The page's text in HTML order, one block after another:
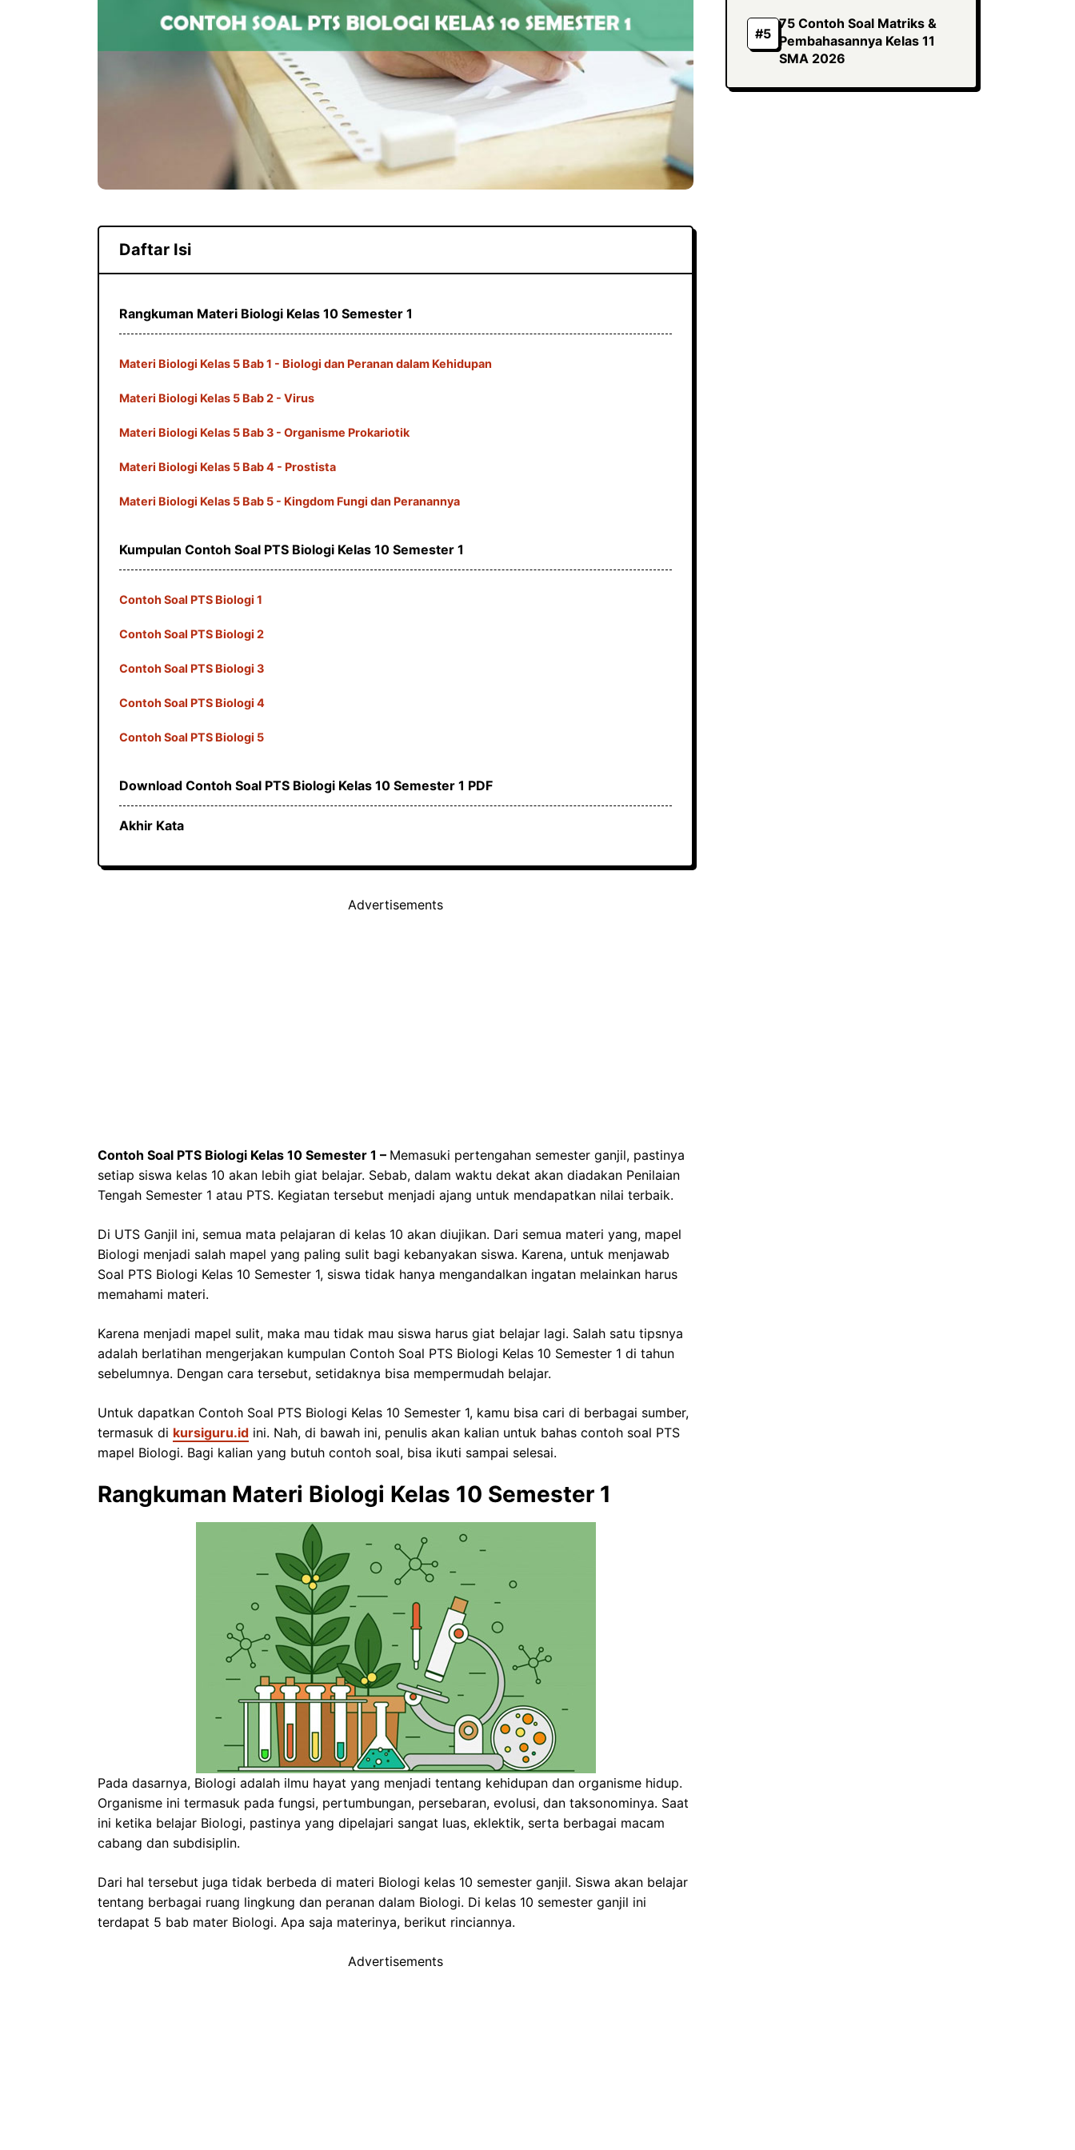
Daftar Isi
Rangkuman Materi Biologi Kelas 10 Semester 1
Materi Biologi Kelas 5 Bab 1 - Biologi dan Peranan dalam Kehidupan
Materi Biologi Kelas 5 Bab 2 - Virus
Materi Biologi Kelas 5 Bab 3 - Organisme Prokariotik
Materi Biologi Kelas 5 Bab 4 - Prostista
Materi Biologi Kelas 5 Bab 5 - Kingdom Fungi dan Peranannya
Kumpulan Contoh Soal PTS Biologi Kelas 10 Semester 1
Contoh Soal PTS Biologi 1
Contoh Soal PTS Biologi 2
Contoh Soal PTS Biologi 3
Contoh Soal PTS Biologi 4
Contoh Soal PTS Biologi 5
Download Contoh Soal PTS Biologi Kelas 10 Semester 1 PDF
Akhir Kata
Advertisements
Contoh Soal PTS Biologi Kelas 10 Semester 1 – Memasuki pertengahan semester ganjil, pastinya
setiap siswa kelas 10 akan lebih giat belajar. Sebab, dalam waktu dekat akan diadakan Penilaian
Tengah Semester 1 atau PTS. Kegiatan tersebut menjadi ajang untuk mendapatkan nilai terbaik.
Di UTS Ganjil ini, semua mata pelajaran di kelas 10 akan diujikan. Dari semua materi yang, mapel
Biologi menjadi salah mapel yang paling sulit bagi kebanyakan siswa. Karena, untuk menjawab
Soal PTS Biologi Kelas 10 Semester 1, siswa tidak hanya mengandalkan ingatan melainkan harus
memahami materi.
Karena menjadi mapel sulit, maka mau tidak mau siswa harus giat belajar lagi. Salah satu tipsnya
adalah berlatihan mengerjakan kumpulan Contoh Soal PTS Biologi Kelas 10 Semester 1 di tahun
sebelumnya. Dengan cara tersebut, setidaknya bisa mempermudah belajar.
Untuk dapatkan Contoh Soal PTS Biologi Kelas 10 Semester 1, kamu bisa cari di berbagai sumber,
termasuk di kursiguru.id ini. Nah, di bawah ini, penulis akan kalian untuk bahas contoh soal PTS
mapel Biologi. Bagi kalian yang butuh contoh soal, bisa ikuti sampai selesai.
Rangkuman Materi Biologi Kelas 10 Semester 1
Pada dasarnya, Biologi adalah ilmu hayat yang menjadi tentang kehidupan dan organisme hidup.
Organisme ini termasuk pada fungsi, pertumbungan, persebaran, evolusi, dan taksonominya. Saat
ini ketika belajar Biologi, pastinya yang dipelajari sangat luas, eklektik, serta berbagai macam
cabang dan subdisiplin.
Dari hal tersebut juga tidak berbeda di materi Biologi kelas 10 semester ganjil. Siswa akan belajar
tentang berbagai ruang lingkung dan peranan dalam Biologi. Di kelas 10 semester ganjil ini
terdapat 5 bab mater Biologi. Apa saja materinya, berikut rinciannya.
Advertisements
75 Contoh Soal Matriks &
Pembahasannya Kelas 11
SMA 2026